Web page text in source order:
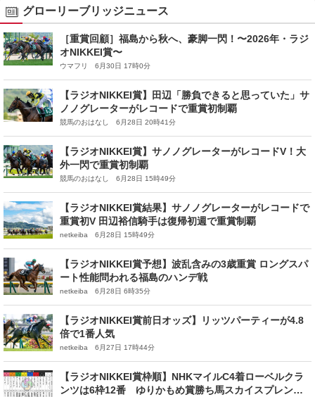
グローリーブリッジニュース
［重賞回顧］福島から秋へ、豪脚一閃！〜2026年・ラジ
オNIKKEI賞〜
ウマフリ 6月30日 17時0分
【ラジオNIKKEI賞】田辺「勝負できると思っていた」サ
ノノグレーターがレコードで重賞初制覇
競馬のおはなし 6月28日 20時41分
【ラジオNIKKEI賞】サノノグレーターがレコードV！大
外一閃で重賞初制覇
競馬のおはなし 6月28日 15時49分
【ラジオNIKKEI賞結果】サノノグレーターがレコードで
重賞初V 田辺裕信騎手は復帰初週で重賞制覇
netkeiba 6月28日 15時49分
【ラジオNIKKEI賞予想】波乱含みの3歳重賞 ロングスパ
ート性能問われる福島のハンデ戦
netkeiba 6月28日 6時35分
【ラジオNIKKEI賞前日オッズ】リッツパーティーが4.8
倍で1番人気
netkeiba 6月27日 17時44分
【ラジオNIKKEI賞枠順】NHKマイルC4着ローベルクラ
ンツは6枠12番 ゆりかもめ賞勝ち馬スカイスプレンダ